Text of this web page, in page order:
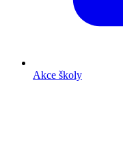
Akce školy